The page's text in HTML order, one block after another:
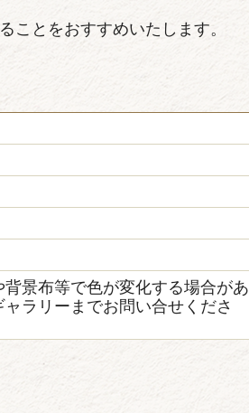
とをおすすめいたします。
景布等で色が変化する場合があ
ラリーまでお問い合せくださ